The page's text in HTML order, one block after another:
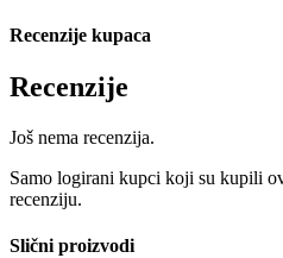
Recenzije kupaca
Recenzije
Još nema recenzija.
Samo logirani kupci koji su kupili
recenziju.
Slični proizvodi